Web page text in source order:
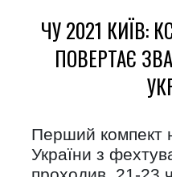
ЧУ 2021 КИЇВ:
ПОВЕРТАЄ
Перший компект
України з